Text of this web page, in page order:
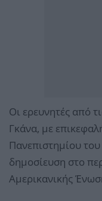
Οι ερευνητές από
Γκάνα, με
Πανεπιστημίου
δημοσίευση στο
Αμερικανικής